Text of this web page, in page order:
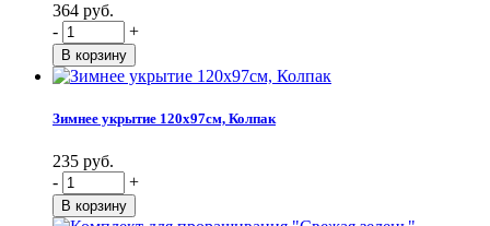
364 руб.
-
+
Зимнее укрытие 120х97см, Колпак
235 руб.
-
+